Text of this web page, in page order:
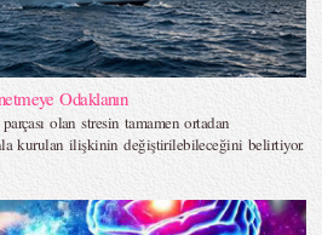
Odaklanın
olan stresin tamamen ortadan
kurulan ilişkinin değiştirilebileceğini belirtiyor.